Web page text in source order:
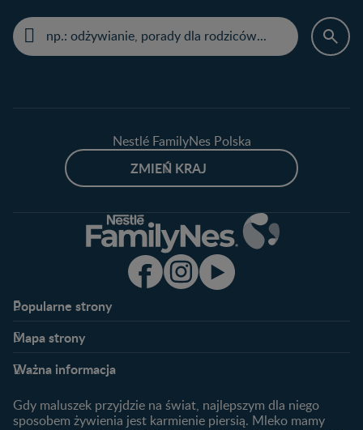
Nestlé FamilyNes Polska
ZMIEŃ KRAJ
Popularne strony​
Kontakt
FAQ
Produkty
Mapa strony​
Plamienie implantacyjne –
Jak zaplanować płeć
1. trymestr ciąży
2. trymestr ciąży
Ważna informacja
Gdy maluszek przyjdzie na świat, najlepszym dla niego
sposobem żywienia jest karmienie piersią. Mleko mamy